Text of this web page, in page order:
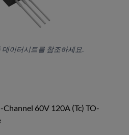
이터시트를 참조하세요.
Channel 60V 120A (Tc) TO-